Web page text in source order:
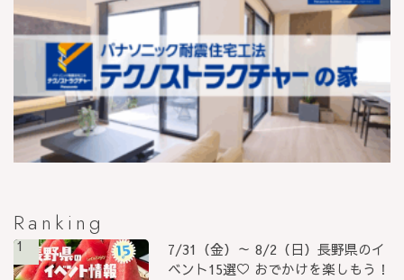
Ranking
1
7/31（金）～ 8/2（日）長野県のイ
ベント15選♡ おでかけを楽しもう！